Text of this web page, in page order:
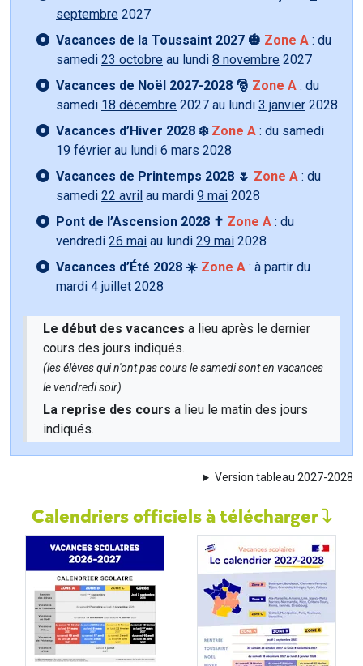
septembre 2027
Vacances de la Toussaint 2027 🎃 Zone A : du
samedi 23 octobre au lundi 8 novembre 2027
Vacances de Noël 2027-2028 🎅 Zone A : du
samedi 18 décembre 2027 au lundi 3 janvier 2028
Vacances d’Hiver 2028 ❄️ Zone A : du samedi
19 février au lundi 6 mars 2028
Vacances de Printemps 2028 🌷 Zone A : du
samedi 22 avril au mardi 9 mai 2028
Pont de l’Ascension 2028 ✝️ Zone A : du
vendredi 26 mai au lundi 29 mai 2028
Vacances d’Été 2028 ☀️ Zone A : à partir du
mardi 4 juillet 2028
Le début des vacances a lieu après le dernier
cours des jours indiqués.
(les élèves qui n'ont pas cours le samedi sont en vacances
le vendredi soir)
La reprise des cours a lieu le matin des jours
indiqués.
Version tableau 2027-2028
Calendriers officiels à télécharger